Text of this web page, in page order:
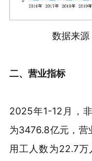
数据来
二、营业指标
2025年1-12月，
为3476.8亿元，营
用工人数为22.7